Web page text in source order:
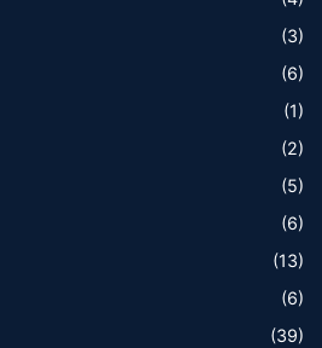
(3)
(6)
(1)
(2)
(5)
(6)
(13)
(6)
(39)